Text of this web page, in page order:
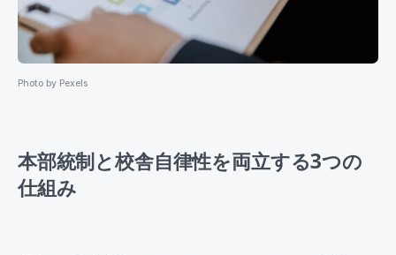
Photo by Pexels
本部統制と校舎自律性を両立する3つの
仕組み